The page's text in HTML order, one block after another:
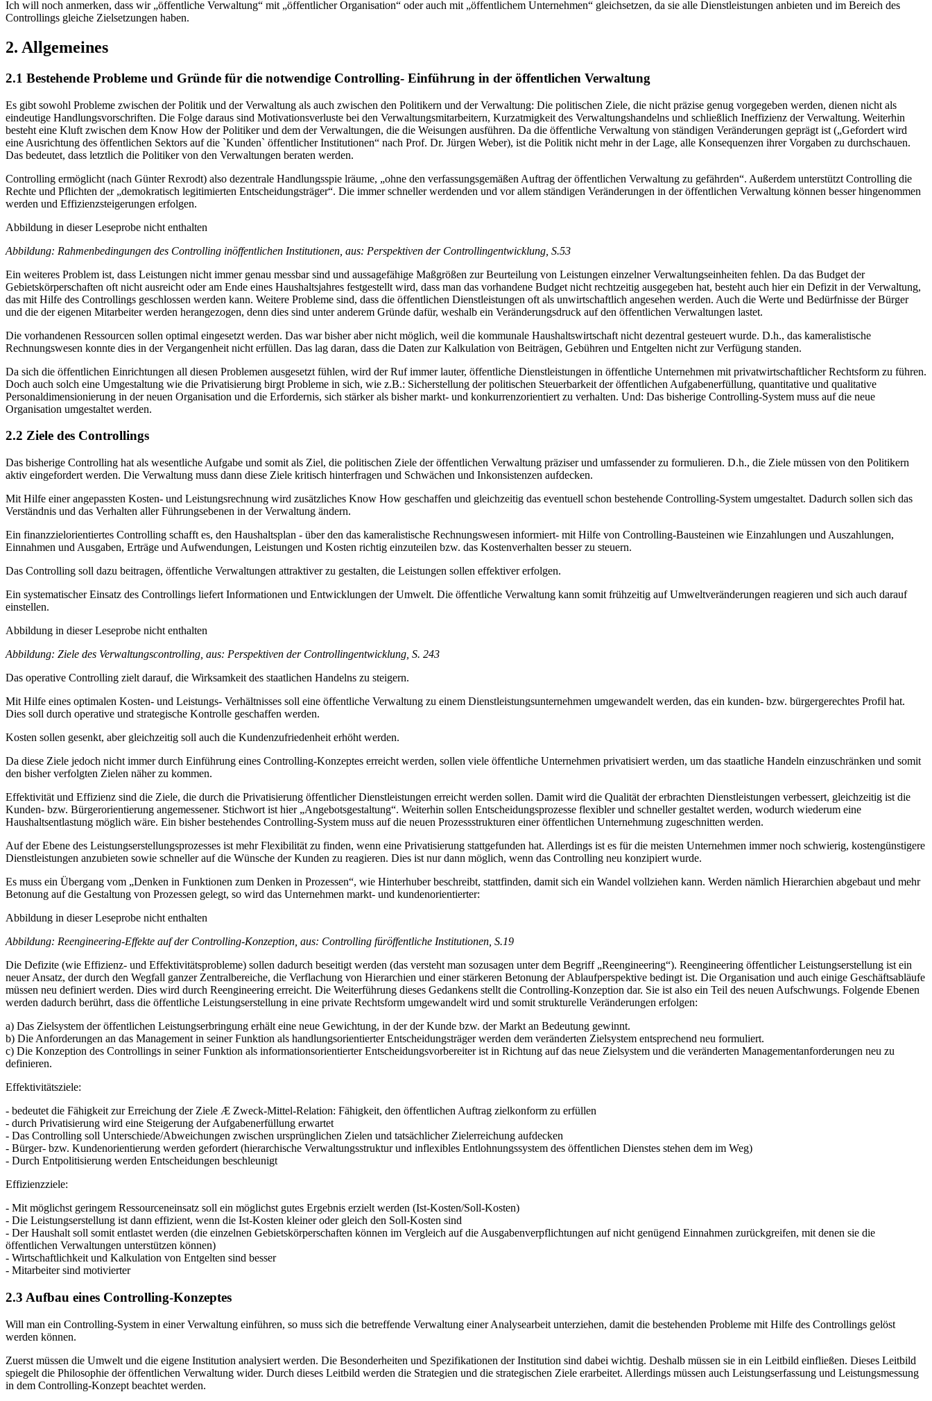
Ich will noch anmerken, dass wir „öffentliche Verwaltung“ mit „öffentlicher Organisation“ oder auch mit „öffentlichem Unternehmen“ gleichsetzen, da sie alle Dienstleistungen anbieten und im Bereich des
Controllings gleiche Zielsetzungen haben.
2. Allgemeines
2.1 Bestehende Probleme und Gründe für die notwendige Controlling- Einführung in der öffentlichen Verwaltung
Es gibt sowohl Probleme zwischen der Politik und der Verwaltung als auch zwischen den Politikern und der Verwaltung: Die politischen Ziele, die nicht präzise genug vorgegeben werden, dienen nicht als
eindeutige Handlungsvorschriften. Die Folge daraus sind Motivationsverluste bei den Verwaltungsmitarbeitern, Kurzatmigkeit des Verwaltungshandelns und schließlich Ineffizienz der Verwaltung. Weiterhin
besteht eine Kluft zwischen dem Know How der Politiker und dem der Verwaltungen, die die Weisungen ausführen. Da die öffentliche Verwaltung von ständigen Veränderungen geprägt ist („Gefordert wird
eine Ausrichtung des öffentlichen Sektors auf die `Kunden` öffentlicher Institutionen“ nach Prof. Dr. Jürgen Weber), ist die Politik nicht mehr in der Lage, alle Konsequenzen ihrer Vorgaben zu durchschauen.
Das bedeutet, dass letztlich die Politiker von den Verwaltungen beraten werden.
Controlling ermöglicht (nach Günter Rexrodt) also dezentrale Handlungsspie lräume, „ohne den verfassungsgemäßen Auftrag der öffentlichen Verwaltung zu gefährden“. Außerdem unterstützt Controlling die
Rechte und Pflichten der „demokratisch legitimierten Entscheidungsträger“. Die immer schneller werdenden und vor allem ständigen Veränderungen in der öffentlichen Verwaltung können besser hingenommen
werden und Effizienzsteigerungen erfolgen.
Abbildung in dieser Leseprobe nicht enthalten
Abbildung: Rahmenbedingungen des Controlling inöffentlichen Institutionen, aus: Perspektiven der Controllingentwicklung, S.53
Ein weiteres Problem ist, dass Leistungen nicht immer genau messbar sind und aussagefähige Maßgrößen zur Beurteilung von Leistungen einzelner Verwaltungseinheiten fehlen. Da das Budget der
Gebietskörperschaften oft nicht ausreicht oder am Ende eines Haushaltsjahres festgestellt wird, dass man das vorhandene Budget nicht rechtzeitig ausgegeben hat, besteht auch hier ein Defizit in der Verwaltung,
das mit Hilfe des Controllings geschlossen werden kann. Weitere Probleme sind, dass die öffentlichen Dienstleistungen oft als unwirtschaftlich angesehen werden. Auch die Werte und Bedürfnisse der Bürger
und die der eigenen Mitarbeiter werden herangezogen, denn dies sind unter anderem Gründe dafür, weshalb ein Veränderungsdruck auf den öffentlichen Verwaltungen lastet.
Die vorhandenen Ressourcen sollen optimal eingesetzt werden. Das war bisher aber nicht möglich, weil die kommunale Haushaltswirtschaft nicht dezentral gesteuert wurde. D.h., das kameralistische
Rechnungswesen konnte dies in der Vergangenheit nicht erfüllen. Das lag daran, dass die Daten zur Kalkulation von Beiträgen, Gebühren und Entgelten nicht zur Verfügung standen.
Da sich die öffentlichen Einrichtungen all diesen Problemen ausgesetzt fühlen, wird der Ruf immer lauter, öffentliche Dienstleistungen in öffentliche Unternehmen mit privatwirtschaftlicher Rechtsform zu führen.
Doch auch solch eine Umgestaltung wie die Privatisierung birgt Probleme in sich, wie z.B.: Sicherstellung der politischen Steuerbarkeit der öffentlichen Aufgabenerfüllung, quantitative und qualitative
Personaldimensionierung in der neuen Organisation und die Erfordernis, sich stärker als bisher markt- und konkurrenzorientiert zu verhalten. Und: Das bisherige Controlling-System muss auf die neue
Organisation umgestaltet werden.
2.2 Ziele des Controllings
Das bisherige Controlling hat als wesentliche Aufgabe und somit als Ziel, die politischen Ziele der öffentlichen Verwaltung präziser und umfassender zu formulieren. D.h., die Ziele müssen von den Politikern
aktiv eingefordert werden. Die Verwaltung muss dann diese Ziele kritisch hinterfragen und Schwächen und Inkonsistenzen aufdecken.
Mit Hilfe einer angepassten Kosten- und Leistungsrechnung wird zusätzliches Know How geschaffen und gleichzeitig das eventuell schon bestehende Controlling-System umgestaltet. Dadurch sollen sich das
Verständnis und das Verhalten aller Führungsebenen in der Verwaltung ändern.
Ein finanzzielorientiertes Controlling schafft es, den Haushaltsplan - über den das kameralistische Rechnungswesen informiert- mit Hilfe von Controlling-Bausteinen wie Einzahlungen und Auszahlungen,
Einnahmen und Ausgaben, Erträge und Aufwendungen, Leistungen und Kosten richtig einzuteilen bzw. das Kostenverhalten besser zu steuern.
Das Controlling soll dazu beitragen, öffentliche Verwaltungen attraktiver zu gestalten, die Leistungen sollen effektiver erfolgen.
Ein systematischer Einsatz des Controllings liefert Informationen und Entwicklungen der Umwelt. Die öffentliche Verwaltung kann somit frühzeitig auf Umweltveränderungen reagieren und sich auch darauf
einstellen.
Abbildung in dieser Leseprobe nicht enthalten
Abbildung: Ziele des Verwaltungscontrolling, aus: Perspektiven der Controllingentwicklung, S. 243
Das operative Controlling zielt darauf, die Wirksamkeit des staatlichen Handelns zu steigern.
Mit Hilfe eines optimalen Kosten- und Leistungs- Verhältnisses soll eine öffentliche Verwaltung zu einem Dienstleistungsunternehmen umgewandelt werden, das ein kunden- bzw. bürgergerechtes Profil hat.
Dies soll durch operative und strategische Kontrolle geschaffen werden.
Kosten sollen gesenkt, aber gleichzeitig soll auch die Kundenzufriedenheit erhöht werden.
Da diese Ziele jedoch nicht immer durch Einführung eines Controlling-Konzeptes erreicht werden, sollen viele öffentliche Unternehmen privatisiert werden, um das staatliche Handeln einzuschränken und somit
den bisher verfolgten Zielen näher zu kommen.
Effektivität und Effizienz sind die Ziele, die durch die Privatisierung öffentlicher Dienstleistungen erreicht werden sollen. Damit wird die Qualität der erbrachten Dienstleistungen verbessert, gleichzeitig ist die
Kunden- bzw. Bürgerorientierung angemessener. Stichwort ist hier „Angebotsgestaltung“. Weiterhin sollen Entscheidungsprozesse flexibler und schneller gestaltet werden, wodurch wiederum eine
Haushaltsentlastung möglich wäre. Ein bisher bestehendes Controlling-System muss auf die neuen Prozessstrukturen einer öffentlichen Unternehmung zugeschnitten werden.
Auf der Ebene des Leistungserstellungsprozesses ist mehr Flexibilität zu finden, wenn eine Privatisierung stattgefunden hat. Allerdings ist es für die meisten Unternehmen immer noch schwierig, kostengünstigere
Dienstleistungen anzubieten sowie schneller auf die Wünsche der Kunden zu reagieren. Dies ist nur dann möglich, wenn das Controlling neu konzipiert wurde.
Es muss ein Übergang vom „Denken in Funktionen zum Denken in Prozessen“, wie Hinterhuber beschreibt, stattfinden, damit sich ein Wandel vollziehen kann. Werden nämlich Hierarchien abgebaut und mehr
Betonung auf die Gestaltung von Prozessen gelegt, so wird das Unternehmen markt- und kundenorientierter:
Abbildung in dieser Leseprobe nicht enthalten
Abbildung: Reengineering-Effekte auf der Controlling-Konzeption, aus: Controlling füröffentliche Institutionen, S.19
Die Defizite (wie Effizienz- und Effektivitätsprobleme) sollen dadurch beseitigt werden (das versteht man sozusagen unter dem Begriff „Reengineering“). Reengineering öffentlicher Leistungserstellung ist ein
neuer Ansatz, der durch den Wegfall ganzer Zentralbereiche, die Verflachung von Hierarchien und einer stärkeren Betonung der Ablaufperspektive bedingt ist. Die Organisation und auch einige Geschäftsabläufe
müssen neu definiert werden. Dies wird durch Reengineering erreicht. Die Weiterführung dieses Gedankens stellt die Controlling-Konzeption dar. Sie ist also ein Teil des neuen Aufschwungs. Folgende Ebenen
werden dadurch berührt, dass die öffentliche Leistungserstellung in eine private Rechtsform umgewandelt wird und somit strukturelle Veränderungen erfolgen:
a) Das Zielsystem der öffentlichen Leistungserbringung erhält eine neue Gewichtung, in der der Kunde bzw. der Markt an Bedeutung gewinnt.
b) Die Anforderungen an das Management in seiner Funktion als handlungsorientierter Entscheidungsträger werden dem veränderten Zielsystem entsprechend neu formuliert.
c) Die Konzeption des Controllings in seiner Funktion als informationsorientierter Entscheidungsvorbereiter ist in Richtung auf das neue Zielsystem und die veränderten Managementanforderungen neu zu
definieren.
Effektivitätsziele:
- bedeutet die Fähigkeit zur Erreichung der Ziele Æ Zweck-Mittel-Relation: Fähigkeit, den öffentlichen Auftrag zielkonform zu erfüllen
- durch Privatisierung wird eine Steigerung der Aufgabenerfüllung erwartet
- Das Controlling soll Unterschiede/Abweichungen zwischen ursprünglichen Zielen und tatsächlicher Zielerreichung aufdecken
- Bürger- bzw. Kundenorientierung werden gefordert (hierarchische Verwaltungsstruktur und inflexibles Entlohnungssystem des öffentlichen Dienstes stehen dem im Weg)
- Durch Entpolitisierung werden Entscheidungen beschleunigt
Effizienzziele:
- Mit möglichst geringem Ressourceneinsatz soll ein möglichst gutes Ergebnis erzielt werden (Ist-Kosten/Soll-Kosten)
- Die Leistungserstellung ist dann effizient, wenn die Ist-Kosten kleiner oder gleich den Soll-Kosten sind
- Der Haushalt soll somit entlastet werden (die einzelnen Gebietskörperschaften können im Vergleich auf die Ausgabenverpflichtungen auf nicht genügend Einnahmen zurückgreifen, mit denen sie die
öffentlichen Verwaltungen unterstützen können)
- Wirtschaftlichkeit und Kalkulation von Entgelten sind besser
- Mitarbeiter sind motivierter
2.3 Aufbau eines Controlling-Konzeptes
Will man ein Controlling-System in einer Verwaltung einführen, so muss sich die betreffende Verwaltung einer Analysearbeit unterziehen, damit die bestehenden Probleme mit Hilfe des Controllings gelöst
werden können.
Zuerst müssen die Umwelt und die eigene Institution analysiert werden. Die Besonderheiten und Spezifikationen der Institution sind dabei wichtig. Deshalb müssen sie in ein Leitbild einfließen. Dieses Leitbild
spiegelt die Philosophie der öffentlichen Verwaltung wider. Durch dieses Leitbild werden die Strategien und die strategischen Ziele erarbeitet. Allerdings müssen auch Leistungserfassung und Leistungsmessung
in dem Controlling-Konzept beachtet werden.